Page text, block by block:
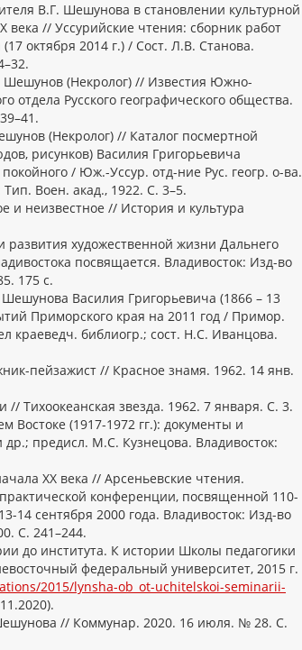
В.Г. Шешунова в становлении культурной
века // Уссурийские чтения: сборник работ
октября 2014 г.) / Сост. Л.В. Станова.
Шешунов (Некролог) // Известия Южно-
отдела Русского географического общества.
(Некролог) // Каталог посмертной
рисунков) Василия Григорьевича
/ Юж.-Уссур. отд-ние Рус. геогр. о-ва.
Воен. акад., 1922. С. 3–5.
и неизвестное // История и культура
художественной жизни Дальнего
посвящается. Владивосток: Изд-во
175 с.
Василия Григорьевича (1866 – 13
Приморского края на 2011 год / Примор.
краеведч. библиогр.; сост. Н.С. Иванцова.
пейзажист // Красное знамя. 1962. 14 янв.
// Тихоокеанская звезда. 1962. 7 января. С. 3.
Востоке (1917-1972 гг.): документы и
предисл. М.С. Кузнецова. Владивосток:
XX века // Арсеньевские чтения.
конференции, посвященной 110-
сентября 2000 года. Владивосток: Изд-во
С. 241–244.
до института. К истории Школы педагогики
федеральный университет, 2015 г.
2015/lynsha-ob_ot-uchitelskoi-seminarii-
// Коммунар. 2020. 16 июля. № 28. С.